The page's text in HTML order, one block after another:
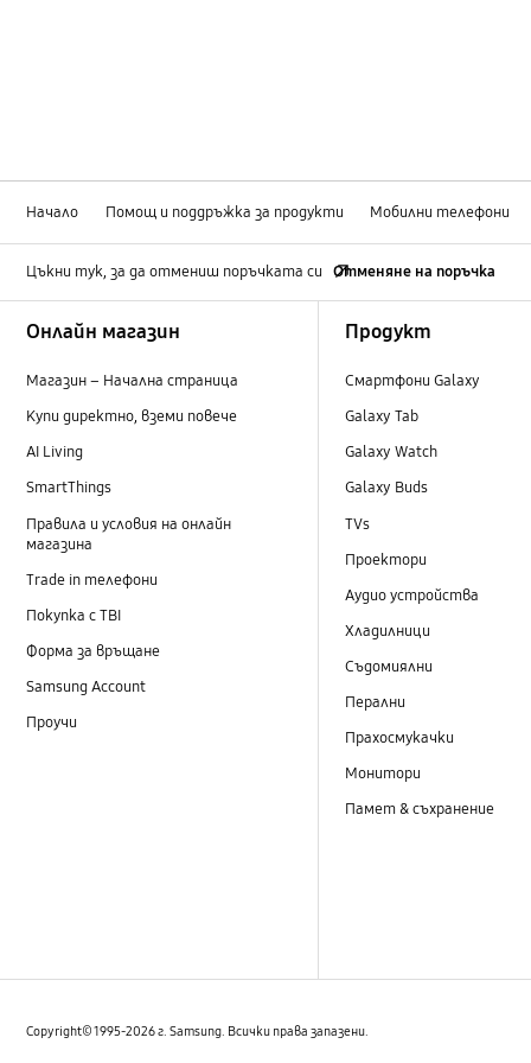
Начало Помощ и поддръжка за продукти Мобилни телефони
Цъкни тук, за да отмениш поръчката си Отменяне на поръчка
Онлайн магазин
Магазин – Начална страница
Купи директно, вземи повече
AI Living
SmartThings
Правила и условия на онлайн
магазина
Trade in телефони
Покупка с TBI
Форма за връщане
Samsung Account
Проучи
Продукт
Смартфони Galaxy
Galaxy Tab
Galaxy Watch
Galaxy Buds
TVs
Проектори
Аудио устройства
Хладилници
Съдомиялни
Перални
Прахосмукачки
Монитори
Памет & съхранение
Copyright© 1995-2026 г. Samsung. Всички права запазени.